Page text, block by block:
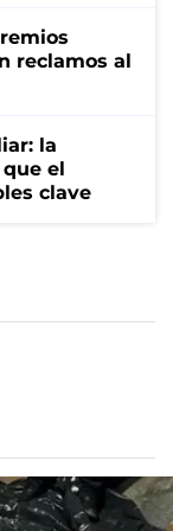
reclamos al
la
el
clave